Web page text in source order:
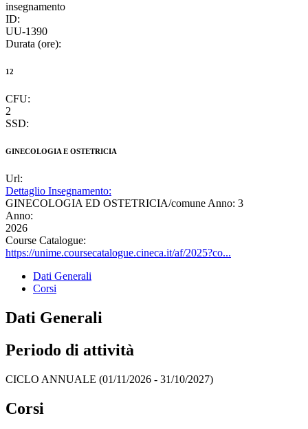
insegnamento
ID:
UU-1390
Durata (ore):
12
CFU:
2
SSD:
GINECOLOGIA E OSTETRICIA
Url:
Dettaglio Insegnamento:
GINECOLOGIA ED OSTETRICIA/comune Anno: 3
Anno:
2026
Course Catalogue:
https://unime.coursecatalogue.cineca.it/af/2025?co...
Dati Generali
Corsi
Dati Generali
Periodo di attività
CICLO ANNUALE (01/11/2026 - 31/10/2027)
Corsi